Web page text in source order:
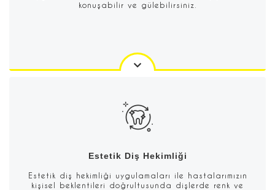
konuşabilir ve gülebilirsiniz.
Estetik Diş Hekimliği
Estetik diş hekimliği uygulamaları ile hastalarımızın
kişisel beklentileri doğrultusunda dişlerde renk ve